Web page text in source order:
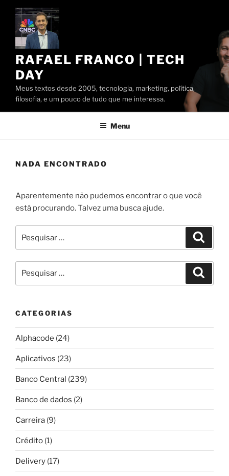
Pular
conteúdo
RAFAEL FRANCO | TECH
DAY
Meus textos desde 2005, tecnologia, marketing, política,
filosofia, e um pouco de tudo que me interessa.
Menu
NADA ENCONTRADO
Aparentemente não pudemos encontrar o que você
está procurando. Talvez uma busca ajude.
por:
por:
CATEGORIAS
Alphacode (24)
Aplicativos (23)
Banco Central (239)
Banco de dados (2)
Carreira (9)
Crédito (1)
Delivery (17)